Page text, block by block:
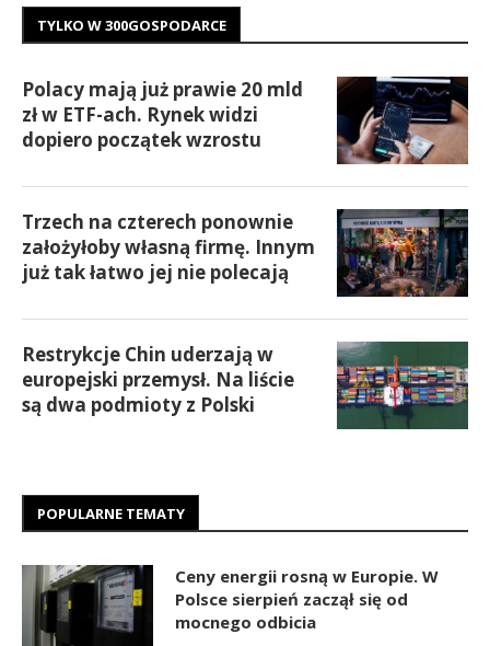
TYLKO W 300GOSPODARCE
Polacy mają już prawie 20 mld
zł w ETF-ach. Rynek widzi
dopiero początek wzrostu
Trzech na czterech ponownie
założyłoby własną firmę. Innym
już tak łatwo jej nie polecają
Restrykcje Chin uderzają w
europejski przemysł. Na liście
są dwa podmioty z Polski
POPULARNE TEMATY
Ceny energii rosną w Europie. W
Polsce sierpień zaczął się od
mocnego odbicia